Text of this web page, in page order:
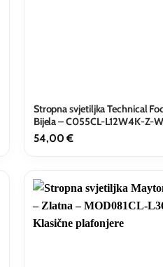
Stropna svjetiljka Technical
Bijela – C055CL-L12W4K-Z-W
54,00 €